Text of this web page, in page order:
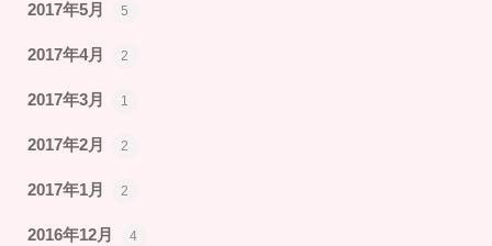
2017年5月 5
2017年4月 2
2017年3月 1
2017年2月 2
2017年1月 2
2016年12月 4